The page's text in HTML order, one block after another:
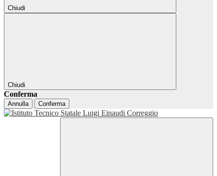
Chiudi
Chiudi
Conferma
Annulla Conferma